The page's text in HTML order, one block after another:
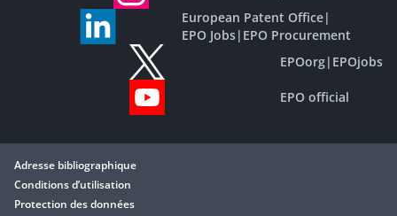
European Patent Office|
EPO Jobs| EPO Procurement
EPOorg| EPOjobs
EPO official
Adresse bibliographique
Conditions d’utilisation
Protection des données